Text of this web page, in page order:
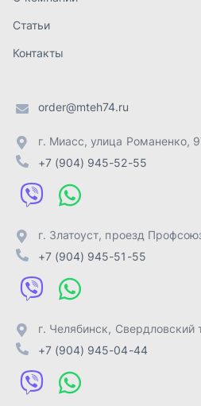
г. Златоуст
г. Челябинск
+7 (904) 945-04-44
Отправить заявку
ИП Лахтачёв О.В.
Разработка -